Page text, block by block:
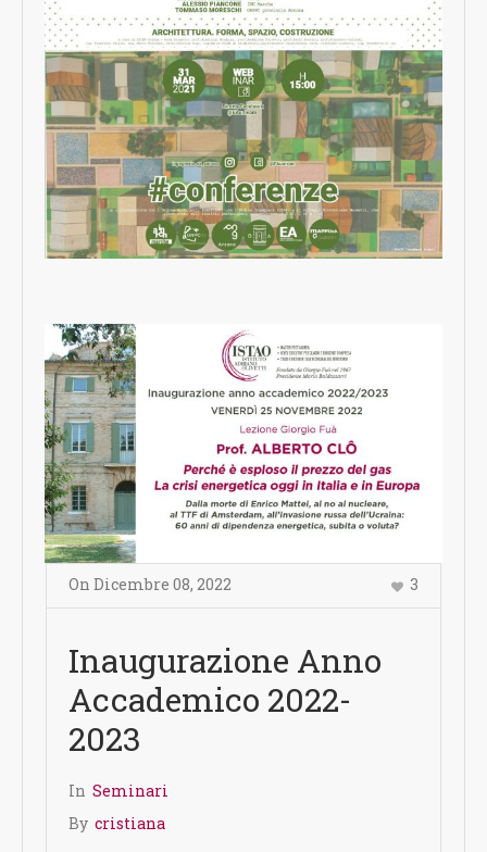
On Dicembre 08, 2022 3
Inaugurazione Anno
Accademico 2022-
2023
In Seminari
By cristiana